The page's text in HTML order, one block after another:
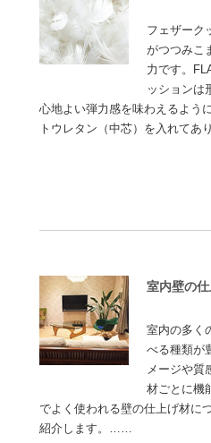
フェザーク
がつつみこ
力です。
ッションは
心地よい弾力感を味わえるよう
トウレタン（中芯）を入れてあ
室内壁の
室内の多く
べる種類が
メージや質
材ごとに機
でよく使われる壁の仕上げ材に
紹介します。……